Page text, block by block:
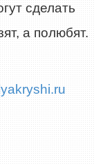
сделать
а полюбят.